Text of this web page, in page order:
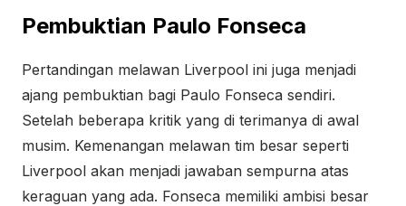
Pembuktian Paulo Fonseca
Pertandingan melawan Liverpool ini juga menjadi
ajang pembuktian bagi Paulo Fonseca sendiri.
Setelah beberapa kritik yang di terimanya di awal
musim. Kemenangan melawan tim besar seperti
Liverpool akan menjadi jawaban sempurna atas
keraguan yang ada. Fonseca memiliki ambisi besar